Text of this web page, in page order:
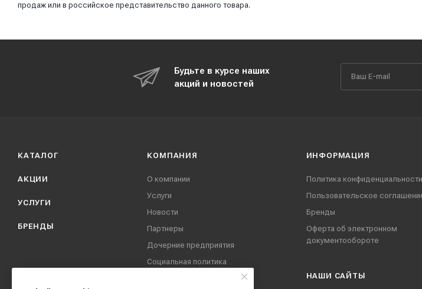
продаж или в российское представительство данного товара.
Будьте в курсе наших
акций и новостей
КАТАЛОГ
АКЦИИ
УСЛУГИ
БРЕНДЫ
КОМПАНИЯ
О компании
Услуги
Новости
Партнеры
Дочерние предприятия
Социальная политика
ИНФОРМАЦИЯ
Политика конфиденциальности
Пользовательское
Бренды
Оферта об электронном
документообороте
НАШИ CАЙТЫ